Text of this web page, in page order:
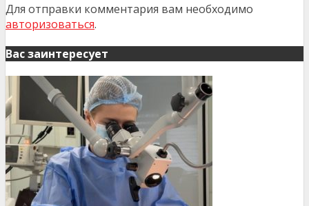
Для отправки комментария вам необходимо
авторизоваться.
Вас заинтересует